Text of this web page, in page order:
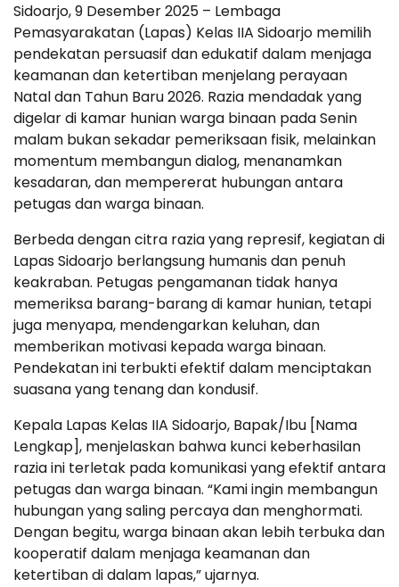
Sidoarjo, 9 Desember 2025 – Lembaga
Pemasyarakatan (Lapas) Kelas IIA Sidoarjo memilih
pendekatan persuasif dan edukatif dalam menjaga
keamanan dan ketertiban menjelang perayaan
Natal dan Tahun Baru 2026. Razia mendadak yang
digelar di kamar hunian warga binaan pada Senin
malam bukan sekadar pemeriksaan fisik, melainkan
momentum membangun dialog, menanamkan
kesadaran, dan mempererat hubungan antara
petugas dan warga binaan.
Berbeda dengan citra razia yang represif, kegiatan di
Lapas Sidoarjo berlangsung humanis dan penuh
keakraban. Petugas pengamanan tidak hanya
memeriksa barang-barang di kamar hunian, tetapi
juga menyapa, mendengarkan keluhan, dan
memberikan motivasi kepada warga binaan.
Pendekatan ini terbukti efektif dalam menciptakan
suasana yang tenang dan kondusif.
Kepala Lapas Kelas IIA Sidoarjo, Bapak/Ibu [Nama
Lengkap], menjelaskan bahwa kunci keberhasilan
razia ini terletak pada komunikasi yang efektif antara
petugas dan warga binaan. “Kami ingin membangun
hubungan yang saling percaya dan menghormati.
Dengan begitu, warga binaan akan lebih terbuka dan
kooperatif dalam menjaga keamanan dan
ketertiban di dalam lapas,” ujarnya.